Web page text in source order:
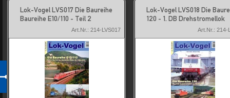
Lok-Vogel LVS017 Die Baureihe
Baureihe E10/110 - Teil 2
Art.Nr.: 214-LVS017
Lok-Vogel LVS018 Die
120 - 1. DB Drehstromellok
Art.Nr.: 214-